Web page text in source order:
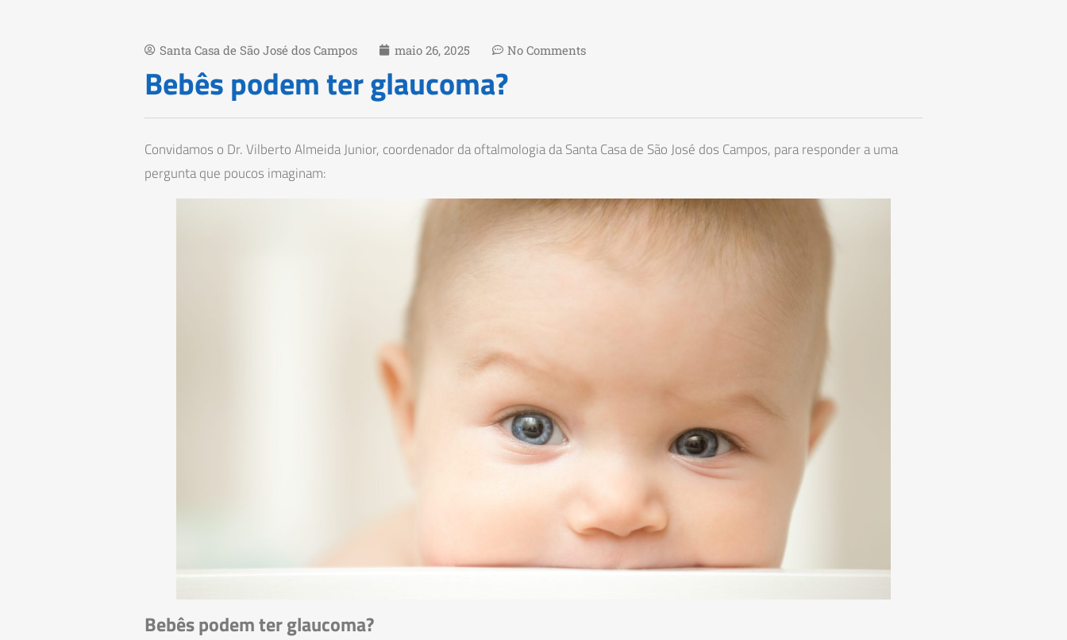
Santa Casa de São José dos Campos maio 26, 2025 No Comments
Bebês podem ter glaucoma?
Convidamos o Dr. Vilberto Almeida Junior, coordenador da oftalmologia da Santa Casa de São José dos Campos, para responder a uma
pergunta que poucos imaginam:
Bebês podem ter glaucoma?